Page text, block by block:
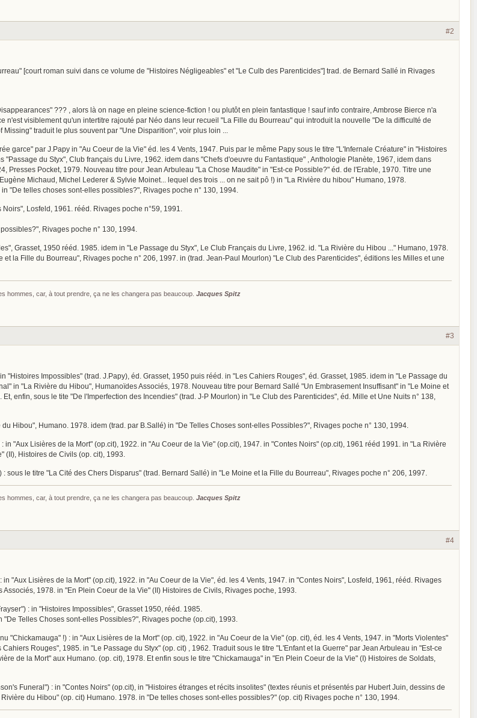
#2
[court roman suivi dans ce volume de "Histoires Négligeables" et "Le Culb des Parenticides"] trad. de Bernard Sallé in Rivages
??? , alors là on nage en pleine science-fiction ! ou plutôt en plein fantastique ! sauf info contraire, Ambrose Bierce n'a
n'est visiblement qu'un intertitre rajouté par Néo dans leur recueil "La Fille du Bourreau" qui introduit la nouvelle "De la difficulté de
traduit le plus souvent par "Une Disparition", voir plus loin ...
garce" par J.Papy in "Au Coeur de la Vie" éd. les 4 Vents, 1947. Puis par le même Papy sous le titre "L'Infernale Créature" in "Histoires
"Passage du Styx", Club français du Livre, 1962. idem dans "Chefs d'oeuvre du Fantastique" , Anthologie Planète, 1967, idem dans
Presses Pocket, 1979. Nouveau titre pour Jean Arbuleau "La Chose Maudite" in "Est-ce Possible?" éd. de l'Erable, 1970. Titre une
Michaud, Michel Lederer & Sylvie Moinet... lequel des trois ... on ne sait pô !) in "La Rivière du hibou" Humano, 1978.
"De telles choses sont-elles possibles?", Rivages poche n° 130, 1994.
Losfeld, 1961. rééd. Rivages poche n°59, 1991.
Rivages poche n° 130, 1994.
Grasset, 1950 rééd. 1985. idem in "Le Passage du Styx", Le Club Français du Livre, 1962. id. "La Rivière du Hibou ..." Humano, 1978.
et la Fille du Bourreau", Rivages poche n° 206, 1997. in (trad. Jean-Paul Mourlon) "Le Club des Parenticides", éditions les Milles et une
hommes, car, à tout prendre, ça ne les changera pas beaucoup. Jacques Spitz
#3
"Histoires Impossibles" (trad. J.Papy), éd. Grasset, 1950 puis rééd. in "Les Cahiers Rouges", éd. Grasset, 1985. idem in "Le Passage du
in "La Rivière du Hibou", Humanoïdes Associés, 1978. Nouveau titre pour Bernard Sallé "Un Embrasement Insuffisant" in "Le Moine et
enfin, sous le tite "De l'Imperfection des Incendies" (trad. J-P Mourlon) in "Le Club des Parenticides", éd. Mille et Une Nuits n° 138,
Hibou", Humano. 1978. idem (trad. par B.Sallé) in "De Telles Choses sont-elles Possibles?", Rivages poche n° 130, 1994.
in "Aux Lisières de la Mort" (op.cit), 1922. in "Au Coeur de la Vie" (op.cit), 1947. in "Contes Noirs" (op.cit), 1961 rééd 1991. in "La Rivière
(II), Histoires de Civils (op. cit), 1993.
sous le titre "La Cité des Chers Disparus" (trad. Bernard Sallé) in "Le Moine et la Fille du Bourreau", Rivages poche n° 206, 1997.
hommes, car, à tout prendre, ça ne les changera pas beaucoup. Jacques Spitz
#4
"Aux Lisières de la Mort" (op.cit), 1922. in "Au Coeur de la Vie", éd. les 4 Vents, 1947. in "Contes Noirs", Losfeld, 1961, rééd. Rivages
1978. in "En Plein Coeur de la Vie" (II) Histoires de Civils, Rivages poche, 1993.
: in "Histoires Impossibles", Grasset 1950, rééd. 1985.
Telles Choses sont-elles Possibles?", Rivages poche (op.cit), 1993.
"Chickamauga" !) : in "Aux Lisières de la Mort" (op. cit), 1922. in "Au Coeur de la Vie" (op. cit), éd. les 4 Vents, 1947. in "Morts Violentes"
Rouges", 1985. in "Le Passage du Styx" (op. cit) , 1962. Traduit sous le titre "L'Enfant et la Guerre" par Jean Arbuleau in "Est-ce
de la Mort" aux Humano. (op. cit), 1978. Et enfin sous le titre "Chickamauga" in "En Plein Coeur de la Vie" (I) Histoires de Soldats,
Funeral") : in "Contes Noirs" (op.cit), in "Histoires étranges et récits insolites" (textes réunis et présentés par Hubert Juin, dessins de
du Hibou" (op. cit) Humano. 1978. in "De telles choses sont-elles possibles?" (op. cit) Rivages poche n° 130, 1994.